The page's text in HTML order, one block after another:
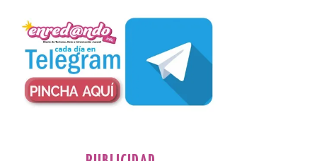
Nueva edición de León
de…viaje. Una iniciativa
organizado por la sección
juvenil de la Asociación
Enróllate, la Asociación
Morán nos envía desde la carretera […]